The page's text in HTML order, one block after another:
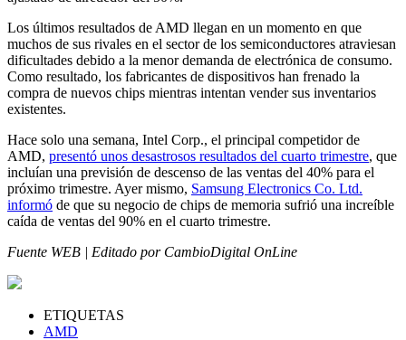
Los últimos resultados de AMD llegan en un momento en que
muchos de sus rivales en el sector de los semiconductores atraviesan
dificultades debido a la menor demanda de electrónica de consumo.
Como resultado, los fabricantes de dispositivos han frenado la
compra de nuevos chips mientras intentan vender sus inventarios
existentes.
Hace solo una semana, Intel Corp., el principal competidor de
AMD, presentó unos desastrosos resultados del cuarto trimestre, que
incluían una previsión de descenso de las ventas del 40% para el
próximo trimestre. Ayer mismo, Samsung Electronics Co. Ltd.
informó de que su negocio de chips de memoria sufrió una increíble
caída de ventas del 90% en el cuarto trimestre.
Fuente WEB | Editado por CambioDigital OnLine
ETIQUETAS
AMD